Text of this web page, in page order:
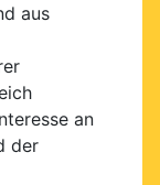
aus
an
der